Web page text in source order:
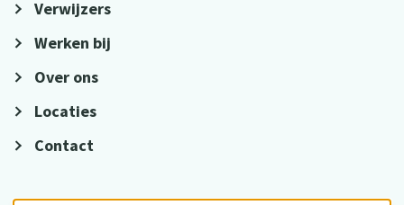
Verwijzers
Werken bij
Over ons
Locaties
Contact